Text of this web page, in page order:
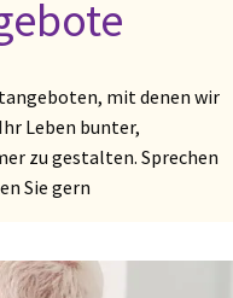
mit denen wir
Leben bunter,
zu gestalten. Sprechen
Sie gern